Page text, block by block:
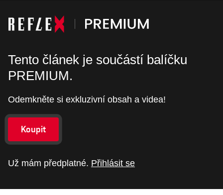
Tento článek je součástí balíčku
PREMIUM.
Odemkněte si exkluzivní obsah a videa!
Koupit
Už mám předplatné. Přihlásit se